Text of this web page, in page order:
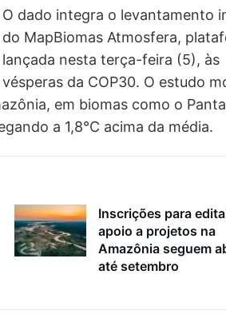
O dado integra o levantamento
do MapBiomas Atmosfera,
lançada nesta terça-feira (5), às
vésperas da COP30. O estudo
em biomas como o
a 1,8°C acima da média.
Inscrições para
apoio a projetos na
Amazônia seguem
até setembro